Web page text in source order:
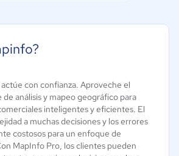
con confianza. Aproveche el
análisis y mapeo geográfico para
inteligentes y eficientes. El
a muchas decisiones y los errores
costosos para un enfoque de
MapInfo Pro, los clientes pueden